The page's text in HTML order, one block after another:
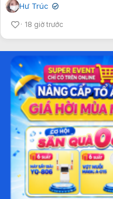
Hư Trúc ✔
18 giờ trước